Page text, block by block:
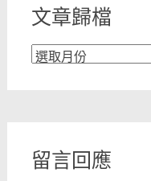
文章歸檔
文
留言回應